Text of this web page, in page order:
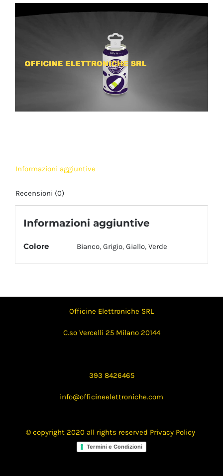
Informazioni aggiuntive
Recensioni (0)
Informazioni aggiuntive
Colore Bianco, Grigio, Giallo, Verde
Officine Elettroniche SRL
C.so Vercelli 25 Milano 20144
393 8426465
info@officineelettroniche.com
© copyright 2020 all rights reserved Privacy Policy
Termini e Condizioni